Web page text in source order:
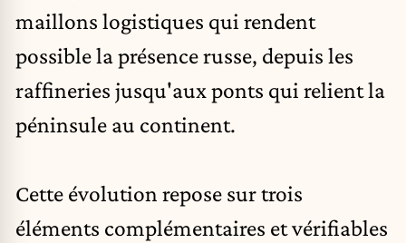
maillons logistiques qui rendent
possible la présence russe, depuis les
raffineries jusqu'aux ponts qui relient la
péninsule au continent.
Cette évolution repose sur trois
éléments complémentaires et vérifiables